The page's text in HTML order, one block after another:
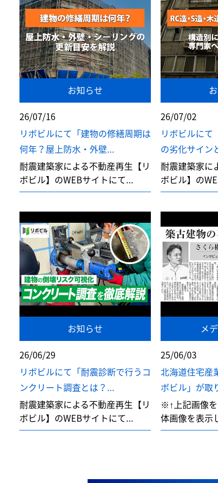
お知らせ
26/07/16
リボビルにて「建物の修繕周期は
何年？屋上防水・外壁...
耐震建築家による不動産再生【リ
ボビル】のWEBサイトにて...
26/07/02
リボビルにて
の劣化サイン
耐震建築家に
ボビル】の
お知らせ
26/06/29
リボビルにて「耐震診断で行うコ
ンクリート調査とは？...
耐震建築家による不動産再生【リ
ボビル】のWEBサイトにて...
メ
25/06/03
北海道住宅産
ボビル」が取
※↑上記画像
体画像を表示